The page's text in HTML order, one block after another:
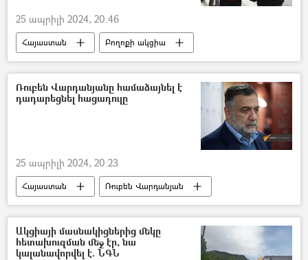
25 ապրիլի 2024, 20:46
Հայաստան
Բողոքի ակցիա
Հայոց ցեղասպանություն
Ռուբեն Վարդանյանը համաձայնել է
դադարեցնել հացադուլը
25 ապրիլի 2024, 20:23
Հայաստան
Ռուբեն Վարդանյան
հացադուլ
Ադրբեջան Բանտ
Ակցիայի մասնակիցներից մեկը
հետախուզման մեջ էր, նա
կալանավորվել է. ՆԳՆ